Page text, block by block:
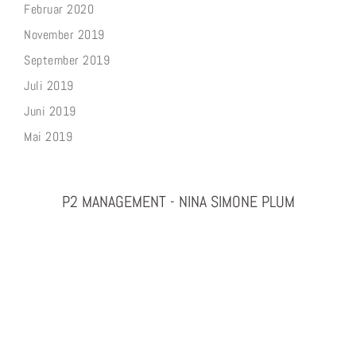
Februar 2020
November 2019
September 2019
Juli 2019
Juni 2019
Mai 2019
P2 MANAGEMENT - NINA SIMONE PLUM